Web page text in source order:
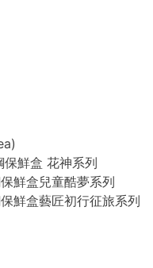
鮮盒 花神系列
鮮盒兒童酷夢系列
鮮盒藝匠初行征旅系列